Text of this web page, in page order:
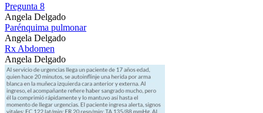
Pregunta 8
Angela Delgado
Parénquima pulmonar
Angela Delgado
Rx Abdomen
Angela Delgado